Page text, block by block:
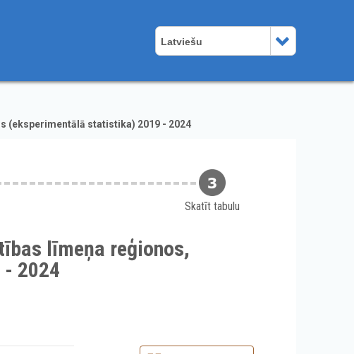
Latviešu
(eksperimentālā statistika) 2019 - 2024
Skatīt tabulu
līmeņa reģionos,
2024